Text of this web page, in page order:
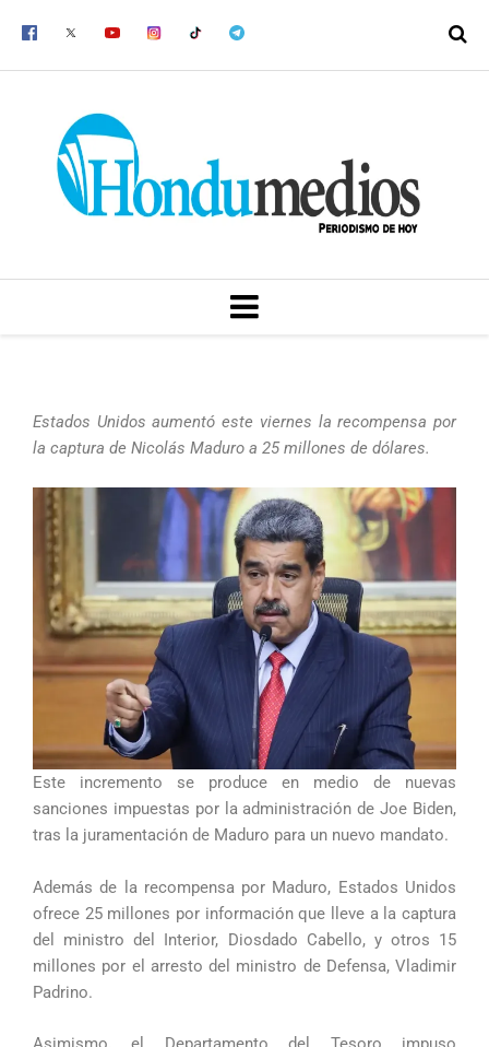
MENU
Estados Unidos aumentó este viernes la recompensa por
la captura de Nicolás Maduro a 25 millones de dólares.
Este incremento se produce en medio de nuevas
sanciones impuestas por la administración de Joe Biden,
tras la juramentación de Maduro para un nuevo mandato.
Además de la recompensa por Maduro, Estados Unidos
ofrece 25 millones por información que lleve a la captura
del ministro del Interior, Diosdado Cabello, y otros 15
millones por el arresto del ministro de Defensa, Vladimir
Padrino.